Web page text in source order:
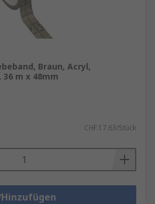
Braun, Acryl,
m x 48mm
CHF.17.63/Stück
Hinzufügen